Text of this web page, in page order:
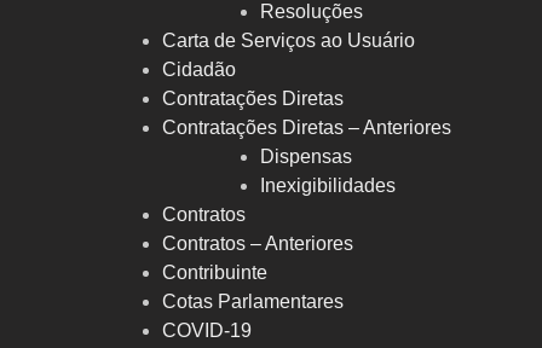
Resoluções
Carta de Serviços ao Usuário
Cidadão
Contratações Diretas
Contratações Diretas – Anteriores
Dispensas
Inexigibilidades
Contratos
Contratos – Anteriores
Contribuinte
Cotas Parlamentares
COVID-19